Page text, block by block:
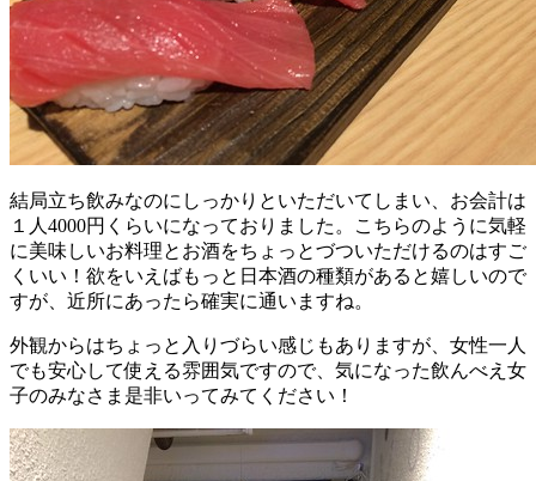
結局立ち飲みなのにしっかりといただいてしまい、お会計は
１人4000円くらいになっておりました。こちらのように気軽
に美味しいお料理とお酒をちょっとづついただけるのはすご
くいい！欲をいえばもっと日本酒の種類があると嬉しいので
すが、近所にあったら確実に通いますね。
外観からはちょっと入りづらい感じもありますが、女性一人
でも安心して使える雰囲気ですので、気になった飲んべえ女
子のみなさま是非いってみてください！